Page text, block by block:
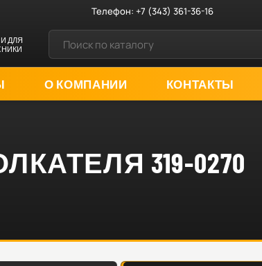
Телефон:+7 (343) 361-36-16
ДЛЯ
О КОМПАНИИ КОНТАКТЫ
319-0270